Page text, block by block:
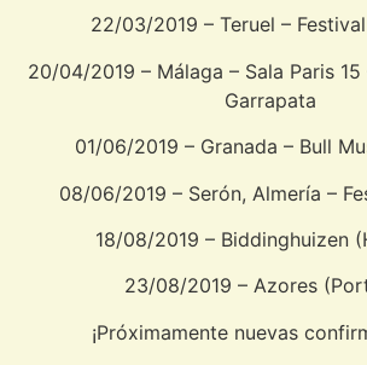
22/03/2019 – Teruel –
20/04/2019 – Málaga – Sala Paris
Garrapata
01/06/2019 – Granada – Bull
08/06/2019 – Serón, Almería –
18/08/2019 – Biddinghuizen
23/08/2019 – Azores
¡Próximamente nuevas